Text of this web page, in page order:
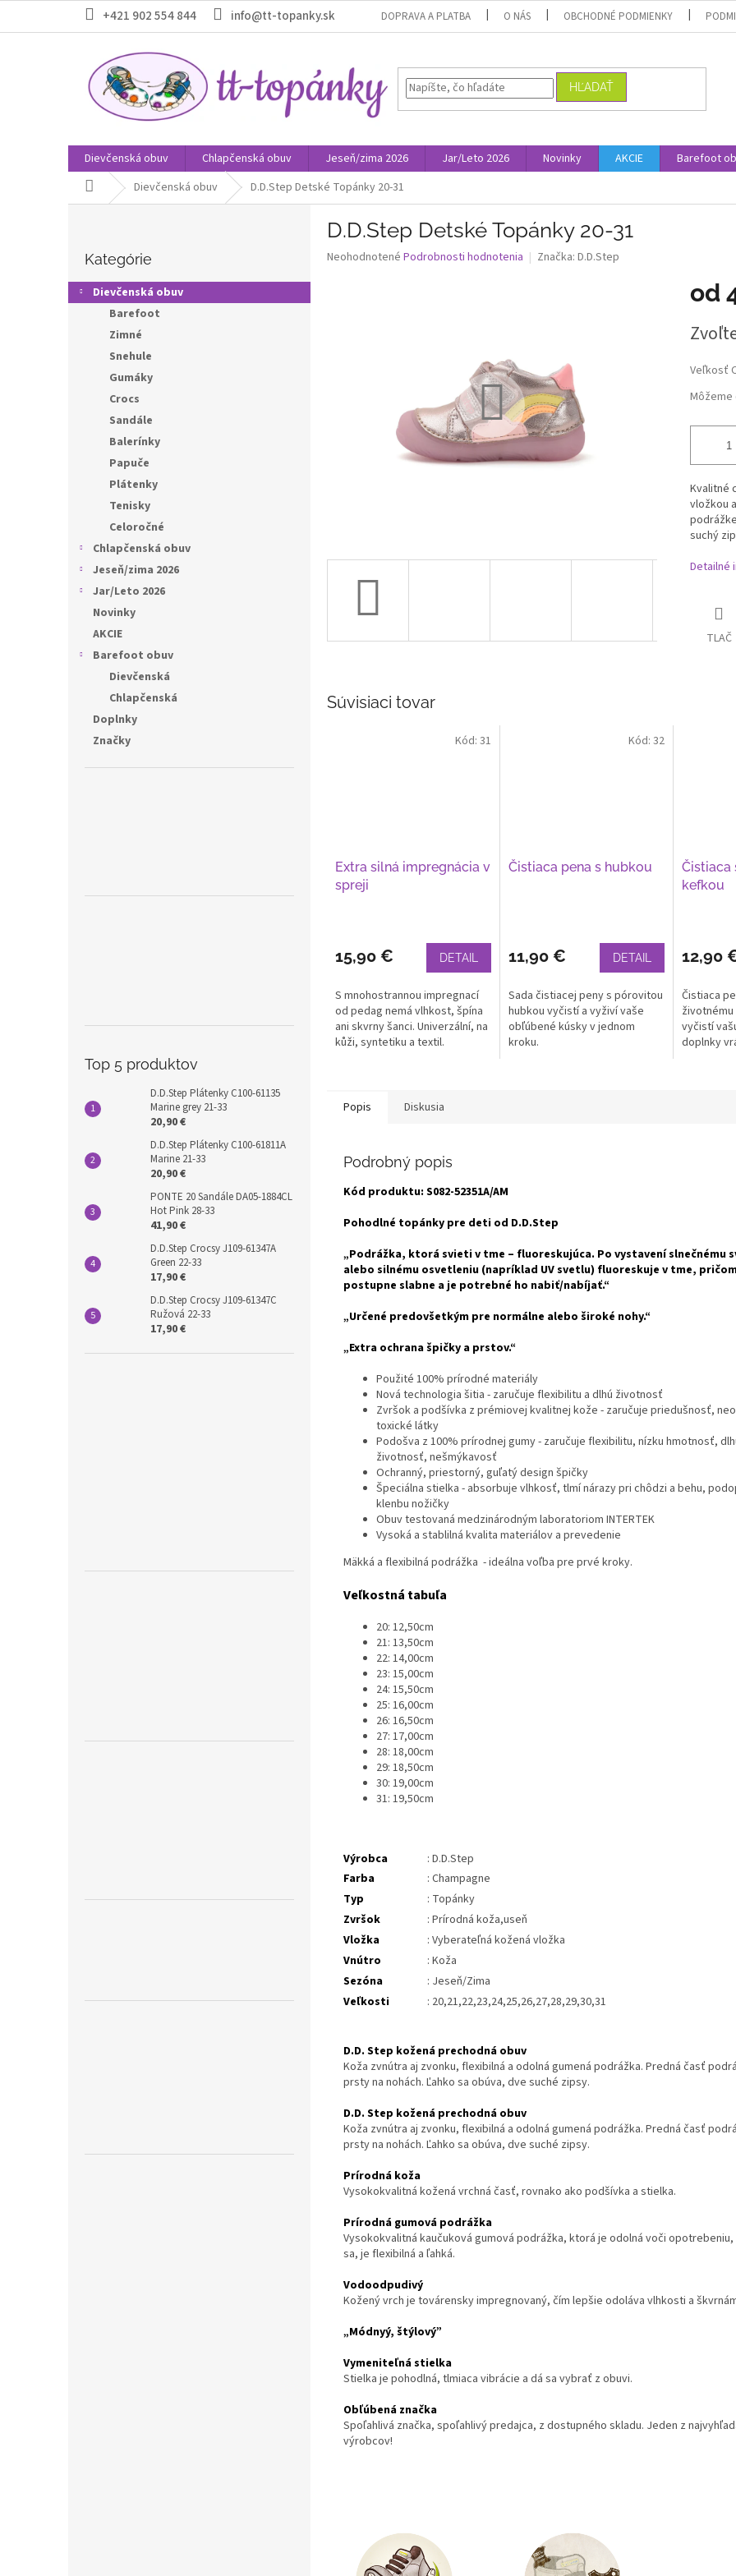
obsah
+421 902 554 844 info@tt-topanky.sk DOPRAVA A PLATBA O NÁS OBCHODNÉ PODMIENKY
HĽADAŤ
Dievčenská obuv Chlapčenská obuv Jeseň/zima 2026 Jar/Leto 2026 Novinky AKCIE Barefoot
DomovDievčenská obuv D.D.Step Detské Topánky 20-31
ý
p
kategórie
Kategórie
Dievčenská obuv
Barefoot
Zimné
Snehule
Gumáky
Crocs
Sandále
Balerínky
Papuče
Plátenky
Tenisky
Celoročné
Chlapčenská obuv
Jeseň/zima 2026
Jar/Leto 2026
Novinky
AKCIE
Barefoot obuv
Dievčenská
Chlapčenská
Doplnky
Značky
Top 5 produktov
D.D.Step Plátenky C100-61135
Marine grey 21-33
20,90 €
D.D.Step Plátenky C100-61811A
Marine 21-33
20,90 €
PONTE 20 Sandále DA05-1884CL
Hot Pink 28-33
41,90 €
D.D.Step Crocsy J109-61347A
Green 22-33
17,90 €
D.D.Step Crocsy J109-61347C
Ružová 22-33
17,90 €
D.D.Step Detské Topánky 20-31
Priemerné
Neohodnotené Podrobnosti hodnotenia Značka: D.D.Step
od
cena:
Veľkosť
Kvalitné
vložkou
suchý
Detailné
TLAČ
Súvisiaci tovar
Extra silná impregnácia v
spreji
15,90 € DETAIL
S mnohostrannou impregnací
od pedag nemá vlhkost, špína
ani skvrny šanci. Univerzální, na
kůži, syntetiku a textil.
Kód: 31
Čistiaca pena s hubkou
11,90 € DETAIL
Sada čistiacej peny s pórovitou
hubkou vyčistí a vyživí vaše
obľúbené kúsky v jednom
kroku.
Kód: 32
Čistiaca
kefkou
12,90
Čistiaca
vyčistí
doplnky
Popis Diskusia
Podrobný popis
Kód produktu: S082-52351A/AM
Pohodlné topánky pre deti od D.D.Step
„Podrážka, ktorá svieti v tme – fluoreskujúca. Po vystavení slnečnému
alebo silnému osvetleniu (napríklad UV svetlu) fluoreskuje v tme,
postupne slabne a je potrebné ho nabiť/nabíjať.“
„Určené predovšetkým pre normálne alebo široké nohy.“
„Extra ochrana špičky a prstov.“
Použité 100% prírodné materiály
Nová technologia šitia - zaručuje flexibilitu a dlhú životnosť
Zvršok a podšívka z prémiovej kvalitnej kože - zaručuje priedušnosť,
toxické látky
Podošva z 100% prírodnej gumy - zaručuje flexibilitu, nízku hmotnosť,
životnosť, nešmýkavosť
Ochranný, priestorný, guľatý design špičky
Špeciálna stielka - absorbuje vlhkosť, tlmí nárazy pri chôdzi a behu,
klenbu nožičky
Obuv testovaná medzinárodným laboratoriom INTERTEK
Vysoká a stablilná kvalita materiálov a prevedenie
Mäkká a flexibilná podrážka - ideálna voľba pre prvé kroky.
Veľkostná tabuľa
20: 12,50cm
21: 13,50cm
22: 14,00cm
23: 15,00cm
24: 15,50cm
25: 16,00cm
26: 16,50cm
27: 17,00cm
28: 18,00cm
29: 18,50cm
30: 19,00cm
31: 19,50cm
Výrobca
: D.D.Step
Farba
: Champagne
Typ
: Topánky
Zvršok
: Prírodná koža,useň
Vložka
: Vyberateľná kožená vložka
Vnútro
: Koža
Sezóna
: Jeseň/Zima
Veľkosti
: 20,21,22,23,24,25,26,27,28,29,30,31
D.D. Step kožená prechodná obuv
Koža zvnútra aj zvonku, flexibilná a odolná gumená podrážka. Predná časť
prsty na nohách. Ľahko sa obúva, dve suché zipsy.
D.D. Step kožená prechodná obuv
Koža zvnútra aj zvonku, flexibilná a odolná gumená podrážka. Predná časť
prsty na nohách. Ľahko sa obúva, dve suché zipsy.
Prírodná koža
Vysokokvalitná kožená vrchná časť, rovnako ako podšívka a stielka.
Prírodná gumová podrážka
Vysokokvalitná kaučuková gumová podrážka, ktorá je odolná voči opotrebeniu,
sa, je flexibilná a ľahká.
Vodoodpudivý
Kožený vrch je továrensky impregnovaný, čím lepšie odoláva vlhkosti a
„Módnyý, štýlový”
Vymeniteľná stielka
Stielka je pohodlná, tlmiaca vibrácie a dá sa vybrať z obuvi.
Obľúbená značka
Spoľahlivá značka, spoľahlivý predajca, z dostupného skladu. Jeden z
výrobcov!